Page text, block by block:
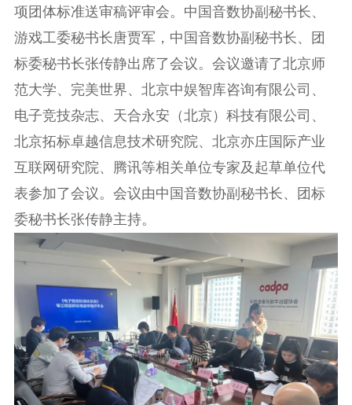
项团体标准送审稿评审会。中国音数协副秘书长、
游戏工委秘书长唐贾军，中国音数协副秘书长、团
标委秘书长张传静出席了会议。会议邀请了北京师
范大学、完美世界、北京中娱智库咨询有限公司、
电子竞技杂志、天合永安（北京）科技有限公司、
北京拓标卓越信息技术研究院、北京亦庄国际产业
互联网研究院、腾讯等相关单位专家及起草单位代
表参加了会议。会议由中国音数协副秘书长、团标
委秘书长张传静主持。